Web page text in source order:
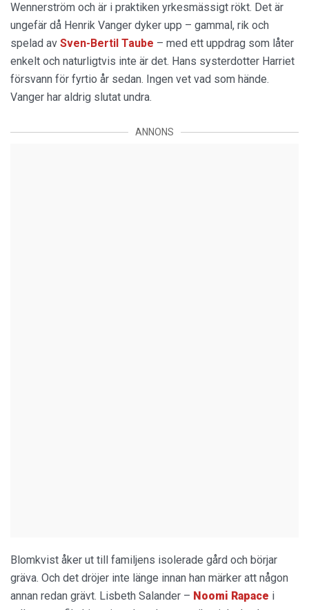
Wennerström och är i praktiken yrkesmässigt rökt. Det är
ungefär då Henrik Vanger dyker upp – gammal, rik och
spelad av Sven-Bertil Taube – med ett uppdrag som låter
enkelt och naturligtvis inte är det. Hans systerdotter Harriet
försvann för fyrtio år sedan. Ingen vet vad som hände.
Vanger har aldrig slutat undra.
ANNONS
Blomkvist åker ut till familjens isolerade gård och börjar
gräva. Och det dröjer inte länge innan han märker att någon
annan redan grävt. Lisbeth Salander – Noomi Rapace i